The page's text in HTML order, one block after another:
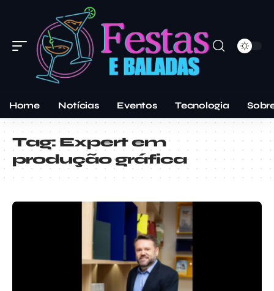
Home Notícias Eventos Tecnologia
Tag:Expert em
produção gráfica